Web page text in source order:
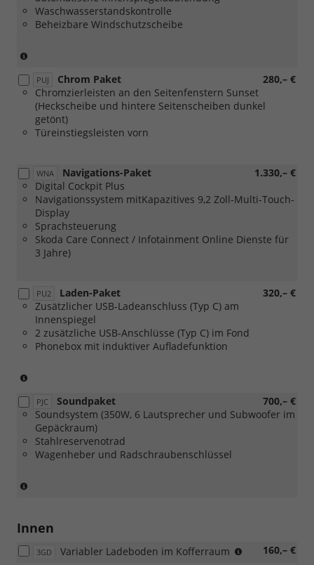
oder
[PLI]
Waschwasserstandskontrolle
Beheizbare Windschutzscheibe
[PLD]
oder
[PLE]
oder
[PLH]
Multifunktionslenkräder,
beheizbar)
PUJ 280,– €
Chrom Paket
Chromzierleisten an den Seitenfenstern Sunset
(Heckscheibe und hintere Seitenscheiben dunkel
getönt)
Türeinstiegsleisten vorn
WNA 1.330,– €
Navigations-Paket
Digital Cockpit Plus
Navigationssystem mitKapazitives 9,2 Zoll-Multi-Touch-
Display
Sprachsteuerung
Skoda Care Connect / Infotainment Online Dienste für
3 Jahre)
PU2 320,– €
Laden-Paket
Zusätzlicher USB-Ladeanschluss (Typ C) am
Innenspiegel
2 zusätzliche USB-Anschlüsse (Typ C) im Fond
Phonebox mit induktiver Aufladefunktion
Verbindung
mit
[PUV]
Komfort
Plus
Plus
Paket))
PJC 700,– €
Soundpaket
Soundsystem (350W, 6 Lautsprecher und Subwoofer im
Gepäckraum)
Stahlreservenotrad
Wagenheber und Radschraubenschlüssel
in
mit
Innen
3GD 160,– €
Variabler Ladeboden im Kofferraum